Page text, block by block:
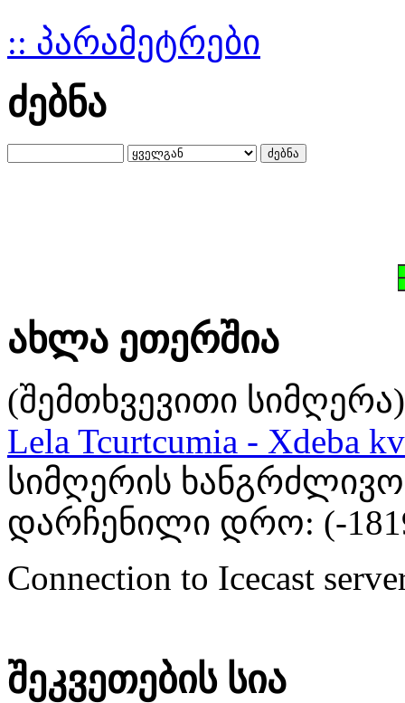
:: პარამეტრები
ძებნა
ახლა ეთერშია
(შემთხვევითი სიმღერა)
Lela Tcurtcumia - Xdeba
სიმღერის
დარჩენილი დრო: (-
Connection to Icecast
შეკვეთების სია